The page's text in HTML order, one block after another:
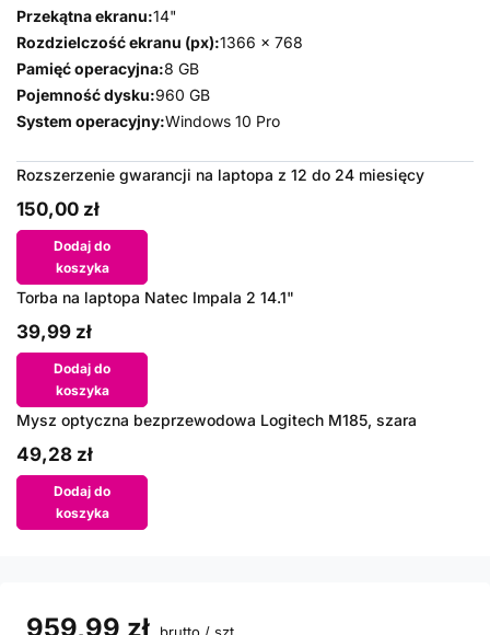
Przekątna ekranu:14"
Rozdzielczość ekranu (px):1366 x 768
Pamięć operacyjna:8 GB
Pojemność dysku:960 GB
System operacyjny:Windows 10 Pro
Rozszerzenie gwarancji na laptopa z 12 do 24 miesięcy
150,00 zł
Dodaj do
koszyka
Torba na laptopa Natec Impala 2 14.1"
39,99 zł
Dodaj do
koszyka
Mysz optyczna bezprzewodowa Logitech M185, szara
49,28 zł
Dodaj do
koszyka
959,99 zł